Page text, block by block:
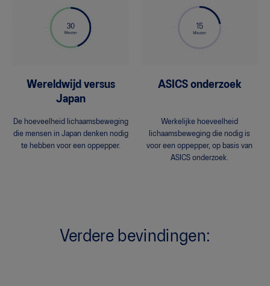
Wereldwijd versus
Japan
De hoeveelheid lichaamsbeweging
die mensen in Japan denken nodig
te hebben voor een oppepper.
ASICS onderzoek
Werkelijke hoeveelheid
lichaamsbeweging die nodig is
voor een oppepper, op basis van
ASICS onderzoek.
Verdere bevindingen: